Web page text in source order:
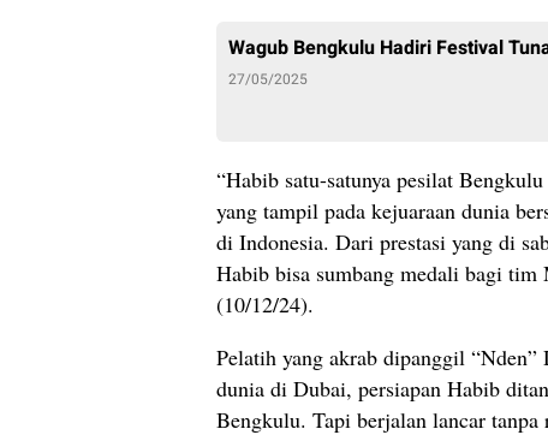
Wagub Bengkulu Hadiri Festival
27/05/2025
“Habib satu-satunya pesilat
yang tampil pada kejuaraan dunia
di Indonesia. Dari prestasi yang di
Habib bisa sumbang medali bagi
(10/12/24).
Pelatih yang akrab dipanggil
dunia di Dubai, persiapan Habib
Bengkulu. Tapi berjalan lancar tanpa